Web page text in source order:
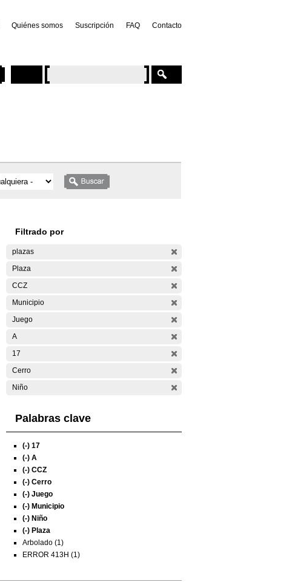
Quiénes somos Suscripción FAQ Contacto
Filtrado por
plazas
Plaza
CCZ
Municipio
Juego
A
17
Cerro
Niño
Palabras clave
(-) 17
(-) A
(-) CCZ
(-) Cerro
(-) Juego
(-) Municipio
(-) Niño
(-) Plaza
Arbolado (1)
ERROR 413H (1)